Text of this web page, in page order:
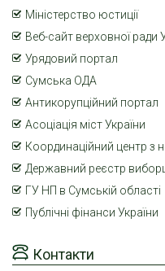
Контакти
Міністерство юстиції
Веб-сайт верховної ради
Урядовий портал
Сумська ОДА
Антикорупційний портал
Асоціація міст України
Координаційний центр з
Державний реєстр
ГУ НП в Сумській області
Публічні фінанси України